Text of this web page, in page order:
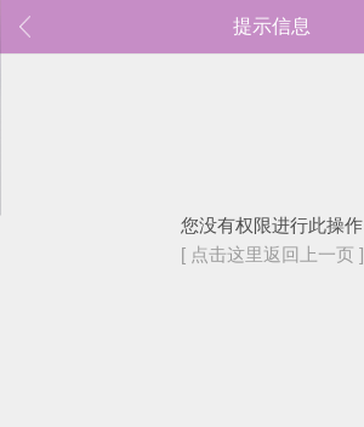
提示信息
您没有权限进行此操作
[ 点击这里返回上一页 ]